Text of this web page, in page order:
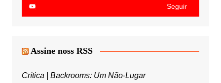
Seguir
Assine noss RSS
Crítica | Backrooms: Um Não-Lugar